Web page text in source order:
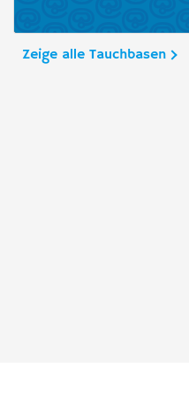
Zeige alle Tauchbasen